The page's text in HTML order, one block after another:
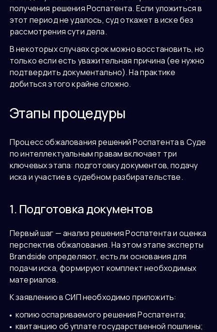
получения решения Роспатента. Если уложиться в
этот период не удалось, суд откажет в иске без
рассмотрения сути дела.
В некоторых случаях срок можно восстановить, но
только если есть уважительная причина (ее нужно
подтвердить документально). На практике
добиться этого крайне сложно.
Этапы процедуры
Процесс обжалования решений Роспатента в Суде
по интеллектуальным правам включает три
ключевых этапа: подготовку документов, подачу
иска и участие в судебном разбирательстве.
1. Подготовка документов
Первый шаг — анализ решения Роспатента и оценка
перспектив обжалования. На этом этапе эксперты
Brandside определяют, есть ли основания для
подачи иска, формируют комплект необходимых
материалов.
К заявлению в СИП необходимо приложить:
копию оспариваемого решения Роспатента;
квитанцию об уплате государственной пошлины;